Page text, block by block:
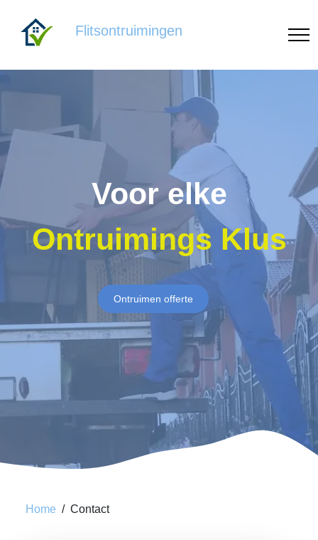
Flitsontruimingen
Voor elke
Ontruimings Klus
Ontruimen offerte
Home Contact